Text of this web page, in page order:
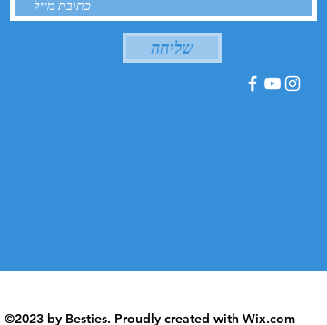
שליחה
©2023 by Besties. Proudly created with Wix.com